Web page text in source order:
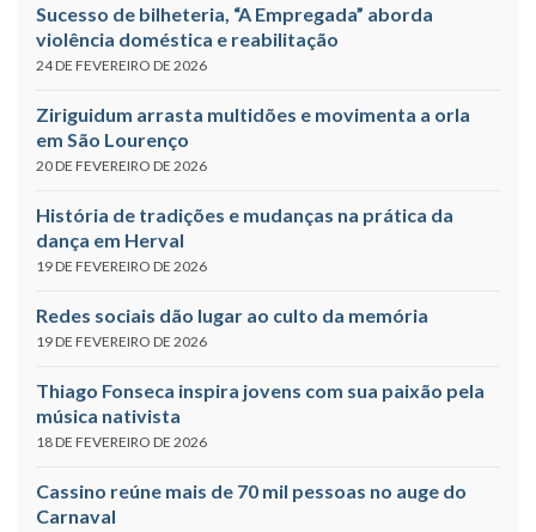
Sucesso de bilheteria, “A Empregada” aborda
violência doméstica e reabilitação
24 DE FEVEREIRO DE 2026
Ziriguidum arrasta multidões e movimenta a orla
em São Lourenço
20 DE FEVEREIRO DE 2026
História de tradições e mudanças na prática da
dança em Herval
19 DE FEVEREIRO DE 2026
Redes sociais dão lugar ao culto da memória
19 DE FEVEREIRO DE 2026
Thiago Fonseca inspira jovens com sua paixão pela
música nativista
18 DE FEVEREIRO DE 2026
Cassino reúne mais de 70 mil pessoas no auge do
Carnaval